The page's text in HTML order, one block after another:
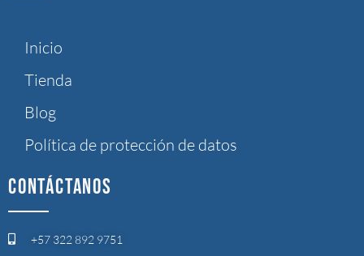
Inicio
Tienda
Blog
Política de protección de datos
CONTÁCTANOS
+57 322 892 9751